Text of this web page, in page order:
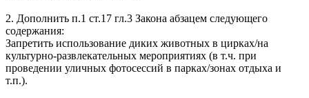
2. Дополнить п.1 ст.17 гл.3 Закона абзацем следующего
содержания:
Запретить использование диких животных в цирках/на
культурно-развлекательных мероприятиях (в т.ч. при
проведении уличных фотосессий в парках/зонах отдыха и
т.п.).